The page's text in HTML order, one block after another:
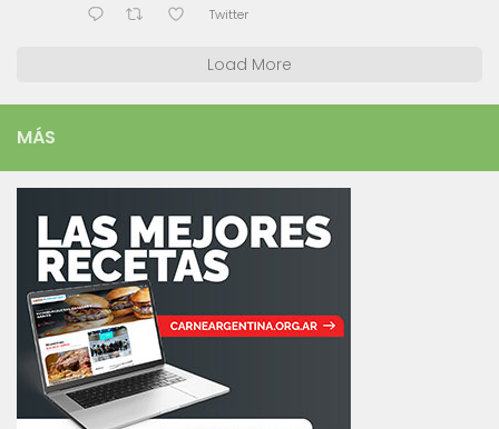
Twitter
Load More
MÁS